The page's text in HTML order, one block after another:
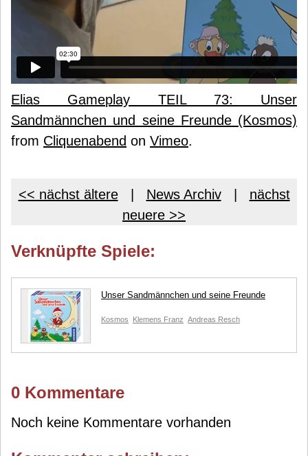
Elias Gameplay TEIL 73: Unser
Sandmännchen und seine Freunde (Kosmos)
from Cliquenabend on Vimeo.
<< nächst ältere| News Archiv| nächst
neuere >>
Verknüpfte Spiele:
Unser Sandmännchen und seine Freunde
Kosmos Klemens Franz Andreas Resch
0 Kommentare
Noch keine Kommentare vorhanden